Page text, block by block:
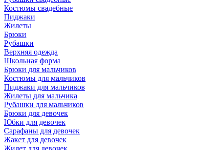
Костюмы свадебные
Пиджаки
Жилеты
Брюки
Рубашки
Верхняя одежда
Школьная форма
Брюки для мальчиков
Костюмы для мальчиков
Пиджаки для мальчиков
Жилеты для мальчика
Рубашки для мальчиков
Брюки для девочек
Юбки для девочек
Сарафаны для девочек
Жакет для девочек
Жилет для девочек